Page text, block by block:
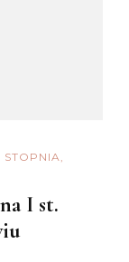
STOPNIA
I st.